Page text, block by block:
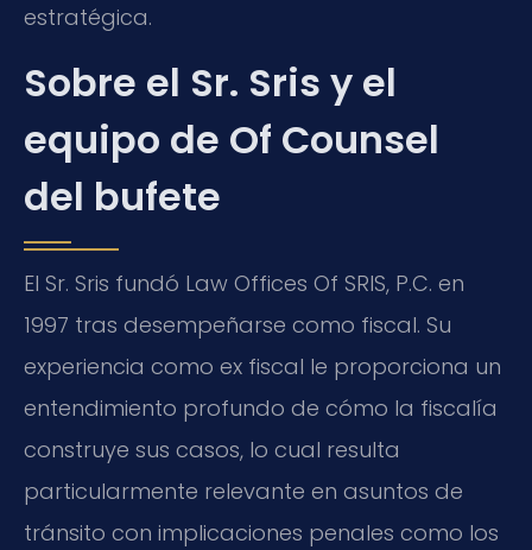
estratégica.
Sobre el Sr. Sris y el
equipo de Of Counsel
del bufete
El Sr. Sris fundó Law Offices Of SRIS, P.C. en
1997 tras desempeñarse como fiscal. Su
experiencia como ex fiscal le proporciona un
entendimiento profundo de cómo la fiscalía
construye sus casos, lo cual resulta
particularmente relevante en asuntos de
tránsito con implicaciones penales como los